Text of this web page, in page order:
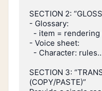
SECTION 2:
- Glossary:
- Voice sheet:
SECTION 3:
(COPY/PASTE)”